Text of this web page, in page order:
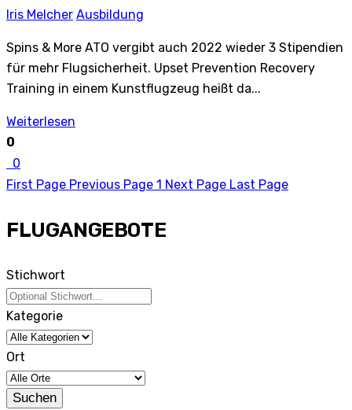
Iris Melcher Ausbildung
Spins & More ATO vergibt auch 2022 wieder 3 Stipendien
für mehr Flugsicherheit. Upset Prevention Recovery
Training in einem Kunstflugzeug heißt da...
Weiterlesen
0
0
First Page Previous Page 1 Next Page Last Page
FLUGANGEBOTE
Stichwort
Kategorie
Ort
Suchen